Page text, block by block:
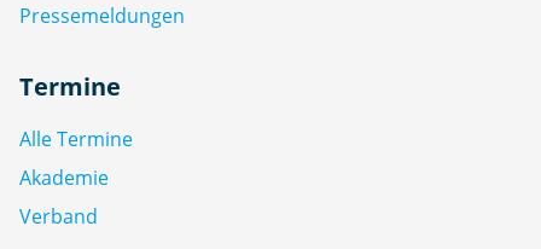
Pressemeldungen
Termine
Alle Termine
Akademie
Verband